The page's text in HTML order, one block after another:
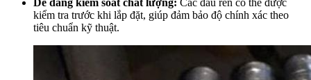
Dễ dàng kiểm soát chất lượng: Các đầu ren có thể được
kiểm tra trước khi lắp đặt, giúp đảm bảo độ chính xác theo
tiêu chuẩn kỹ thuật.